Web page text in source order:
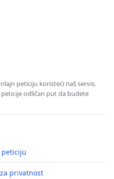
peticiju koristeći naš servis.
odličan put da budete
peticiju
privatnost